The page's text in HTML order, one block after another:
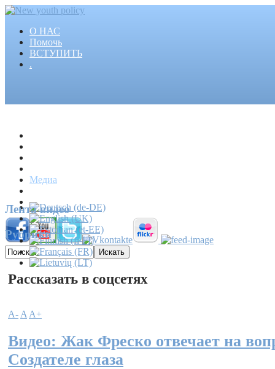
О НАС
Помочь
ВСТУПИТЬ
.
Медиа
Пресса
Лента видео
Рубрики
Рассказать в соцсетях
A- A A+
Видео: Жак Фреско отвечает на
Создателе глаза